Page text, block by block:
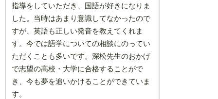
指導をしていただき、国語が好きになりま
した。当時はあまり意識してなかったので
すが、英語も正しい発音を教えてくれま
す。今では語学についての相談にのってい
ただくことも多いです。深松先生のおかげ
で志望の高校・大学に合格することがで
き、今も夢を追いかけることができていま
す。